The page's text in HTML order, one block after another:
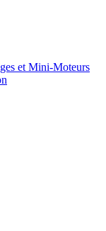
et Mini-Moteurs